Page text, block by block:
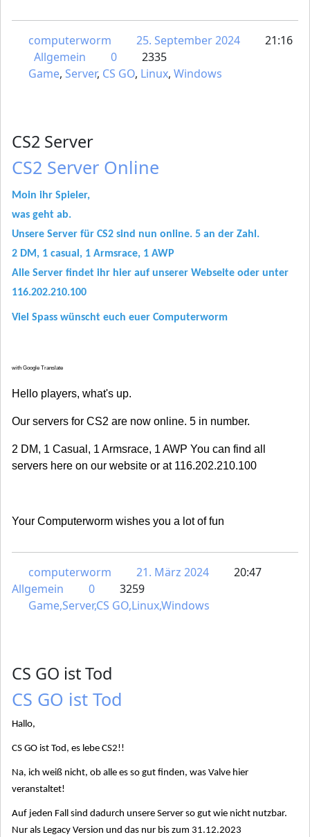
computerworm 25. September 2024
21:16
Allgemein
0
2335
Game, Server, CS GO, Linux, Windows
CS2 Server
CS2 Server Online
Moin ihr Spieler,
was geht ab.
Unsere Server für CS2 sind nun online. 5 an der Zahl.
2 DM, 1 casual, 1 Armsrace, 1 AWP
Alle Server findet ihr hier auf unserer Webseite oder unter
116.202.210.100
Viel Spass wünscht euch euer Computerworm
with Google Translate
Hello players, what's up.
Our servers for CS2 are now online. 5 in number.
2 DM, 1 Casual, 1 Armsrace, 1 AWP You can find all
servers here on our website or at 116.202.210.100
Your Computerworm wishes you a lot of fun
computerworm 21. März 2024
20:47
Allgemein
0
3259
Game,Server,CS GO,Linux,Windows
CS GO ist Tod
CS GO ist Tod
Hallo,
CS GO ist Tod, es lebe CS2!!
Na, ich weiß nicht, ob alle es so gut finden, was Valve hier
veranstaltet!
Auf jeden Fall sind dadurch unsere Server so gut wie nicht nutzbar.
Nur als Legacy Version und das nur bis zum 31.12.2023